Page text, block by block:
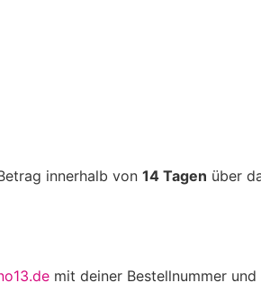
innerhalb von 14 Tagen über
mit deiner Bestellnummer